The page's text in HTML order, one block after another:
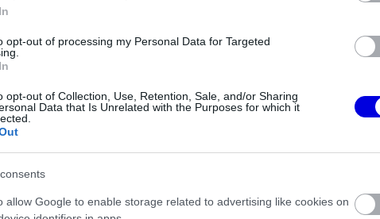
opt-out of processing my Personal Data for Targeted
opt-out of Collection, Use, Retention, Sale, and/or Sharing
Data that Is Unrelated with the Purposes for which it
allow Google to enable storage related to advertising like cookies on